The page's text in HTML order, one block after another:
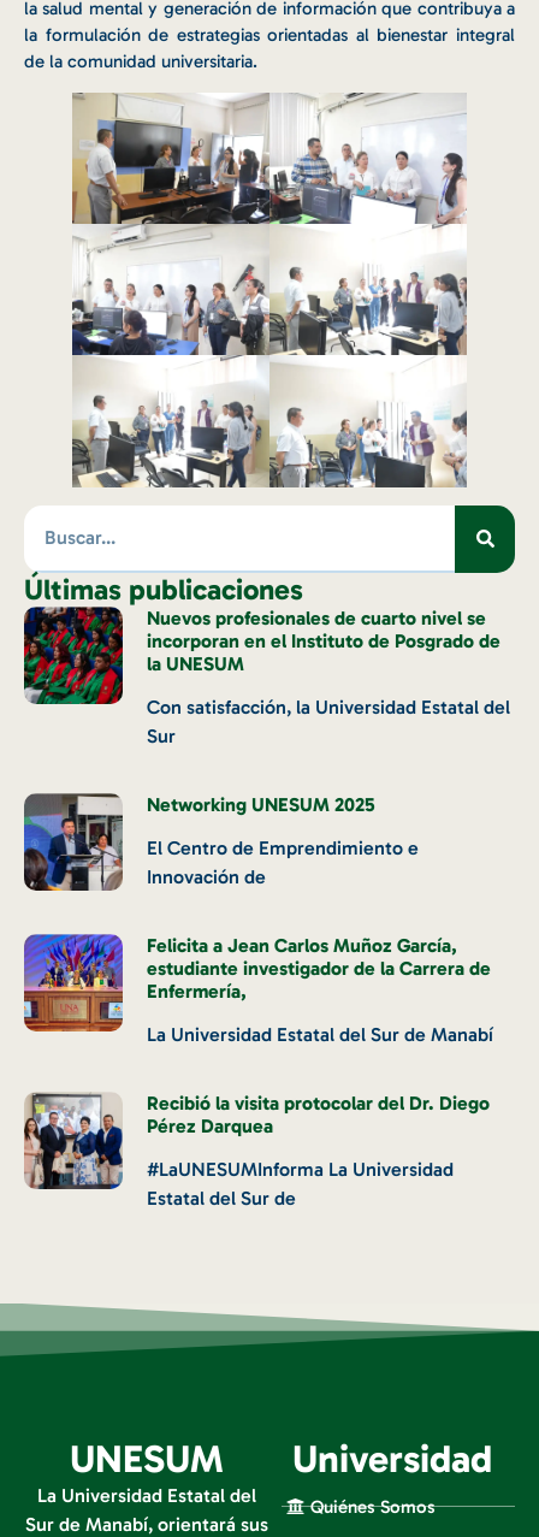
la salud mental y generación de información que contribuya a
la formulación de estrategias orientadas al bienestar integral
de la comunidad universitaria.
Últimas publicaciones
Nuevos profesionales de cuarto nivel se
incorporan en el Instituto de Posgrado de
la UNESUM
Con satisfacción, la Universidad Estatal del
Sur
Networking UNESUM 2025
El Centro de Emprendimiento e
Innovación de
Felicita a Jean Carlos Muñoz García,
estudiante investigador de la Carrera de
Enfermería,
La Universidad Estatal del Sur de Manabí
Recibió la visita protocolar del Dr. Diego
Pérez Darquea
#LaUNESUMInforma La Universidad
Estatal del Sur de
UNESUM
La Universidad Estatal del
Sur de Manabí, orientará sus
Universidad
Quiénes Somos